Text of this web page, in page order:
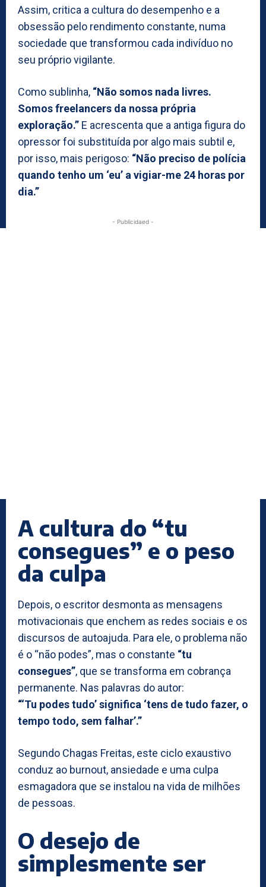
Assim, critica a cultura do desempenho e a
obsessão pelo rendimento constante, numa
sociedade que transformou cada indivíduo no
seu próprio vigilante.
Como sublinha, “Não somos nada livres.
Somos freelancers da nossa própria
exploração.” E acrescenta que a antiga figura do
opressor foi substituída por algo mais subtil e,
por isso, mais perigoso: “Não preciso de polícia
quando tenho um ‘eu’ a vigiar-me 24 horas por
dia.”
- Publicidaed -
A cultura do “tu
consegues” e o peso
da culpa
Depois, o escritor desmonta as mensagens
motivacionais que enchem as redes sociais e os
discursos de autoajuda. Para ele, o problema não
é o “não podes”, mas o constante “tu
consegues”, que se transforma em cobrança
permanente. Nas palavras do autor:
“‘Tu podes tudo’ significa ‘tens de tudo fazer, o
tempo todo, sem falhar’.”
Segundo Chagas Freitas, este ciclo exaustivo
conduz ao burnout, ansiedade e uma culpa
esmagadora que se instalou na vida de milhões
de pessoas.
O desejo de
simplesmente ser